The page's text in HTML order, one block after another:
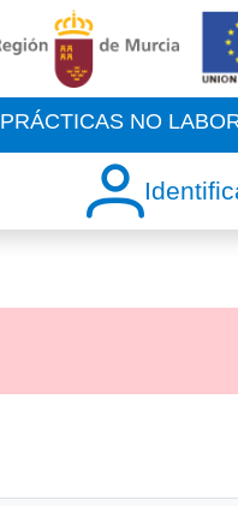
PRÁCTICAS NO